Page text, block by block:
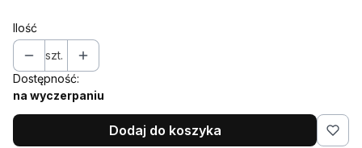
Ilość
szt.
Dostępność:
na wyczerpaniu
Dodaj do koszyka